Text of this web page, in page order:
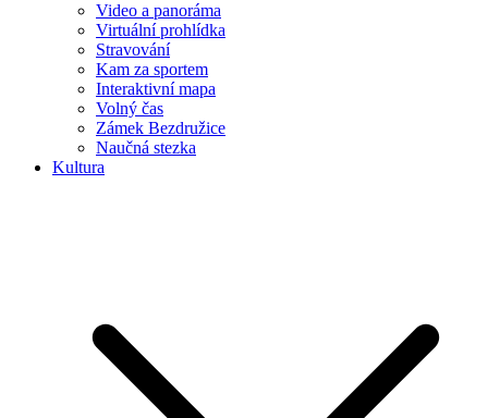
Video a panoráma
Virtuální prohlídka
Stravování
Kam za sportem
Interaktivní mapa
Volný čas
Zámek Bezdružice
Naučná stezka
Kultura